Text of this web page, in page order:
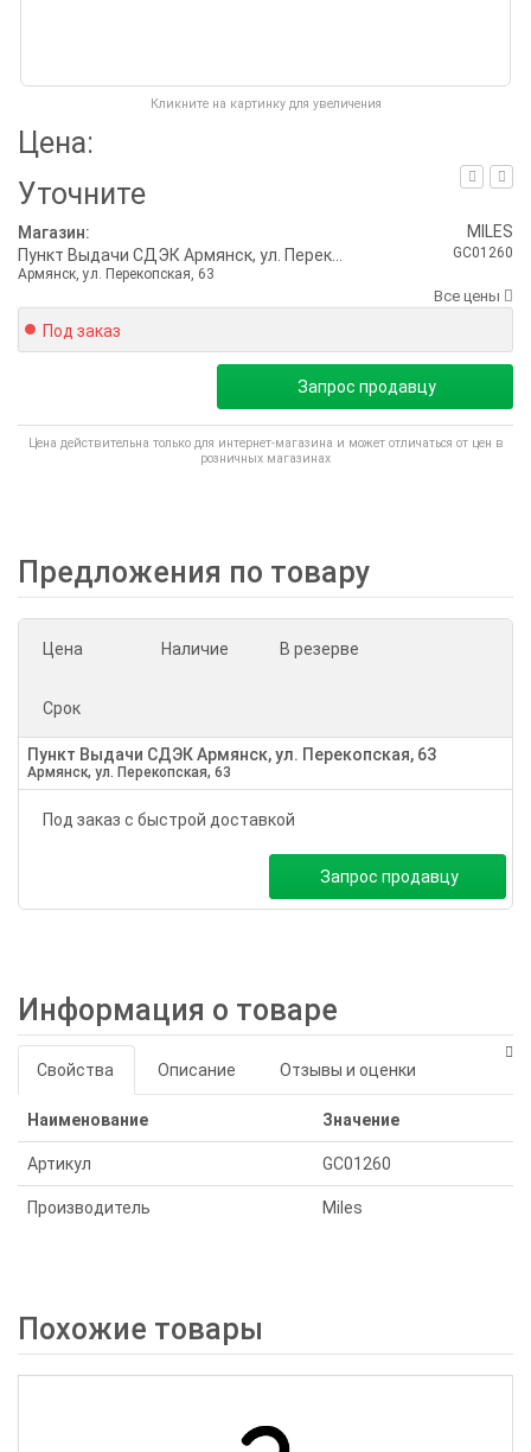
Кликните на картинку для увеличения
Цена:
Уточните
Магазин:
Армянск, ул. Перекопская, 63
MILES
GC01260
Все цены
Под заказ
Запрос продавцу
Цена действительна только для интернет-магазина и может отличаться от цен в
розничных магазинах
Предложения по товару
Цена Наличие В резерве
Срок
Пункт Выдачи СДЭК Армянск, ул. Перекопская, 63
Армянск, ул. Перекопская, 63
Под заказ с быстрой доставкой
Запрос продавцу
Информация о товаре
Свойства Описание Отзывы и оценки
Наименование Значение
Артикул GC01260
Производитель Miles
Похожие товары